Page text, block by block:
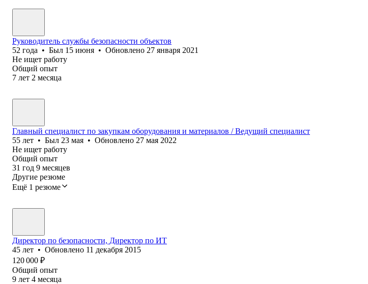
Руководитель службы безопасности объектов
52 года • Был 15 июня • Обновлено 27 января 2021
Не ищет работу
Общий опыт
7 лет 2 месяца
Главный специалист по закупкам оборудования и материалов / Ведущий специалист
55 лет • Был 23 мая • Обновлено 27 мая 2022
Не ищет работу
Общий опыт
31 год 9 месяцев
Другие резюме
Ещё 1 резюме
Директор по безопасности, Директор по ИТ
45 лет • Обновлено 11 декабря 2015
120 000 ₽
Общий опыт
9 лет 4 месяца